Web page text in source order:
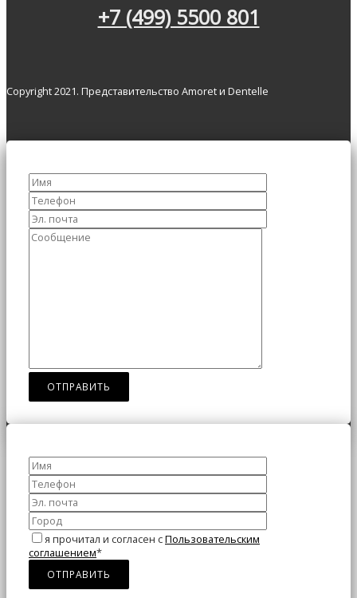
+7 (499) 5500 801
Copyright 2021. Представительство Amoret и Dentelle
я прочитал и согласен сПользовательским
соглашением*